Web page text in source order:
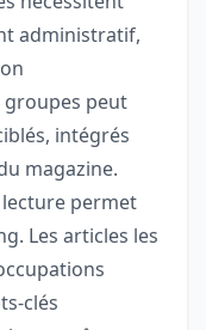
administratif,
groupes peut
intégrés
magazine.
permet
Les articles les
clés